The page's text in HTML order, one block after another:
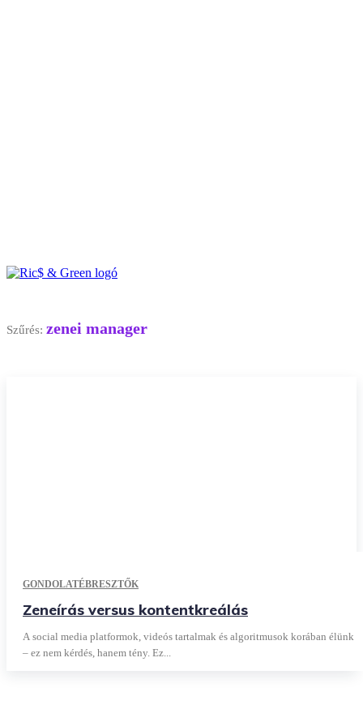
Szűrés: zenei manager
GONDOLATÉBRESZTŐK
Zeneírás versus kontentkreálás
A social media platformok, videós tartalmak és algoritmusok korában élünk
– ez nem kérdés, hanem tény. Ez...